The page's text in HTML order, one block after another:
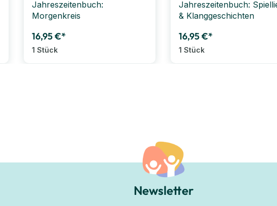
Jahreszeitenbuch:
Morgenkreis
16,95 €*
1 Stück
Jahreszeitenbuch:
& Klanggeschichten
16,95 €*
1 Stück
Newsletter